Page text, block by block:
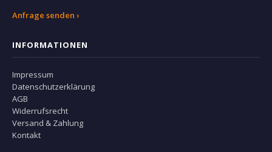
Anfrage senden ›
INFORMATIONEN
Impressum
Datenschutzerklärung
AGB
Widerrufsrecht
Versand & Zahlung
Kontakt